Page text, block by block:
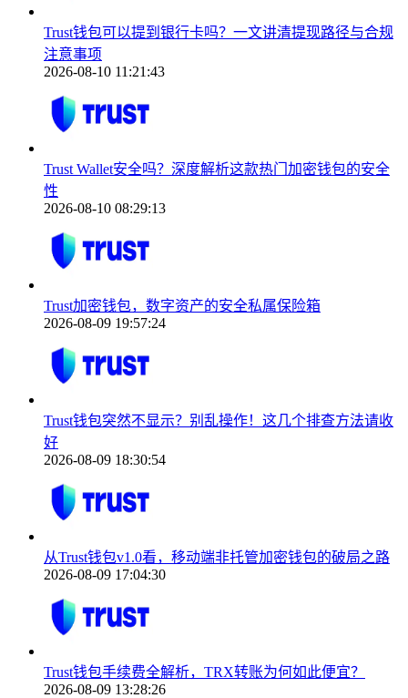
Trust钱包可以提到银行卡吗？一文讲清提现路径与合规
注意事项
2026-08-10 11:21:43
Trust Wallet安全吗？深度解析这款热门加密钱包的安全
性
2026-08-10 08:29:13
Trust加密钱包，数字资产的安全私属保险箱
2026-08-09 19:57:24
Trust钱包突然不显示？别乱操作！这几个排查方法请收
好
2026-08-09 18:30:54
从Trust钱包v1.0看，移动端非托管加密钱包的破局之路
2026-08-09 17:04:30
Trust钱包手续费全解析，TRX转账为何如此便宜？
2026-08-09 13:28:26